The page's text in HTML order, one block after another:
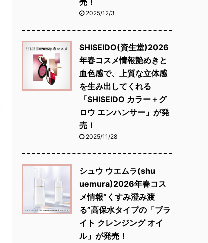
2025/12/3
SHISEIDO(資生堂)2026
年春コスメ情報艶めきと
血色感で、上質な立体感
を生み出してくれる
「SHISEIDO カラー＋グ
ロウ エンハンサー」が発
売！
2025/11/28
シュウ ウエムラ(shu
uemura)2026年春コス
メ情報“くすみ澄み渡
る”高保水タイプの「ブラ
イト クレンジング オイ
ル」が発売！